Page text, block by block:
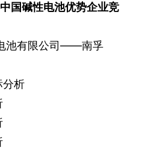
国碱性电池优势企业竞
池有限公司——南孚
分析